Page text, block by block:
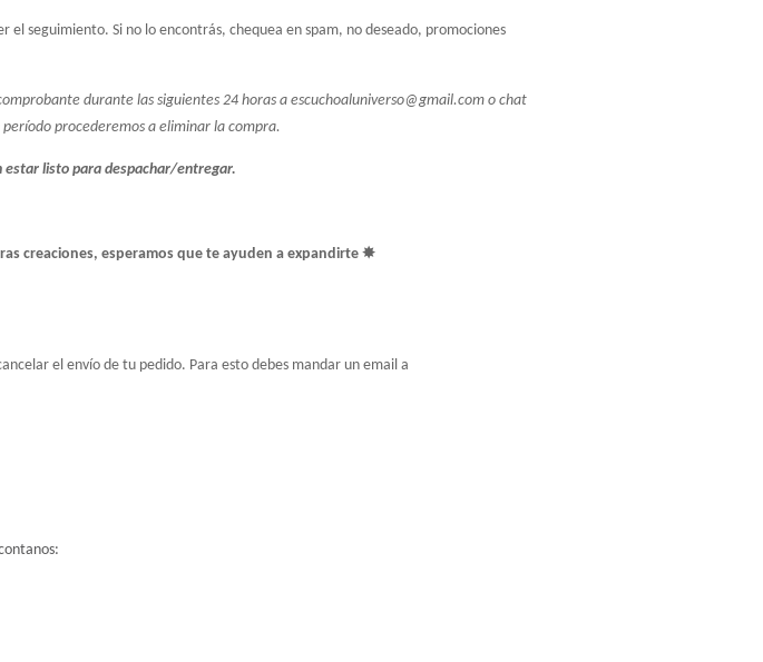
seguimiento. Si no lo encontrás, chequea en spam, no deseado, promociones
durante las siguientes 24 horas a escuchoaluniverso@gmail.com o chat
procederemos a eliminar la compra.
estar listo para despachar/entregar.
creaciones, esperamos que te ayuden a expandirte ✸